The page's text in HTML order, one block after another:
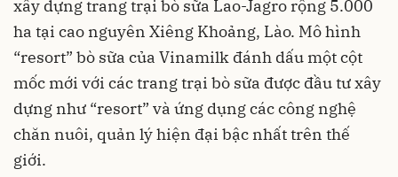
xây dựng trang trại bò sữa Lao-Jagro rộng 5.000
ha tại cao nguyên Xiêng Khoảng, Lào. Mô hình
“resort” bò sữa của Vinamilk đánh dấu một cột
mốc mới với các trang trại bò sữa được đầu tư xây
dựng như “resort” và ứng dụng các công nghệ
chăn nuôi, quản lý hiện đại bậc nhất trên thế
giới.